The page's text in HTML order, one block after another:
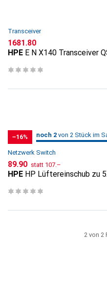
Transceiver
CHF
1681.80
HPE E N X140 Transceiver
−16% 2 / 2
2 / 2 im Sale
noch 2 von 2 Stück im
Netzwerk Switch
CHF
89.90 statt CHF
107.–
HPE HP Lüftereinschub zu
2 von 2